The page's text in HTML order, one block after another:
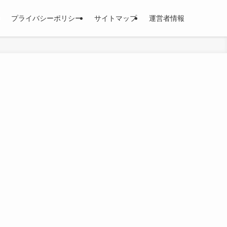
プライバシーポリシー サイトマップ 運営者情報